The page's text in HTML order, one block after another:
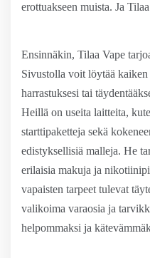
erottuakseen muista. Ja
Ensinnäkin, Tilaa Vape
Sivustolla voit löytää
harrastuksesi tai
Heillä on useita laitteita,
starttipaketteja sekä
edistyksellisiä malleja. He
erilaisia makuja ja
vapaisten tarpeet tulevat
valikoima varaosia ja
helpommaksi ja